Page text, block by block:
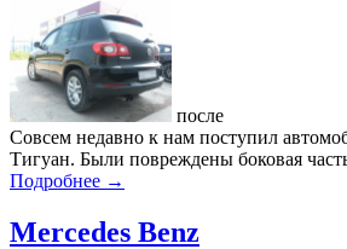
после
Совсем недавно к нам поступил
Тигуан. Были повреждены боковая
Подробнее →
Mercedes Benz